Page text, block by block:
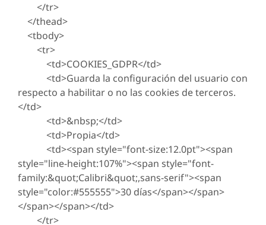
</tr>
</thead>
<tbody>
<tr>
<td>COOKIES_GDPR</td>
<td>Guarda la configuración del usuario con
respecto a habilitar o no las cookies de terceros.
</td>
<td>&nbsp;</td>
<td>Propia</td>
<td><span style="font-size:12.0pt"><span
style="line-height:107%"><span style="font-
family:&quot;Calibri&quot;,sans-serif"><span
style="color:#555555">30 días</span></span>
</span></span></td>
</tr>